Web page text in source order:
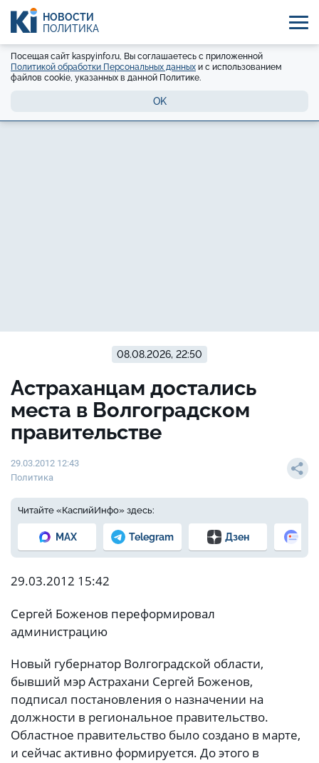
НОВОСТИ
ПОЛИТИКА
Посещая сайт kaspyinfo.ru, Вы соглашаетесь с приложенной
Политикой обработки Персональных данных и с использованием
файлов cookie, указанных в данной Политике.
OK
08.08.2026, 22:50
Астраханцам достались
места в Волгоградском
правительстве
29.03.2012 12:43
Политика
Читайте «КаспийИнфо» здесь:
MAX Telegram Дзен
29.03.2012 15:42
Сергей Боженов переформировал
администрацию
Новый губернатор Волгоградской области,
бывший мэр Астрахани Сергей Боженов,
подписал постановления о назначении на
должности в региональное правительство.
Областное правительство было создано в марте,
и сейчас активно формируется. До этого в